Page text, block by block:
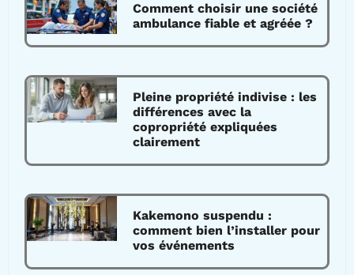
Comment choisir une société
ambulance fiable et agréée ?
Pleine propriété indivise : les
différences avec la
copropriété expliquées
clairement
Kakemono suspendu :
comment bien l’installer pour
vos événements